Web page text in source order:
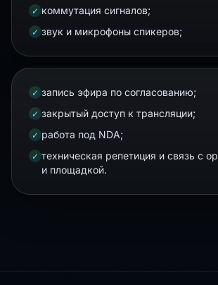
✓ коммутация сигналов;
✓ звук и микрофоны спикеров;
✓ запись эфира по согласованию;
✓ закрытый доступ к трансляции;
✓ работа под NDA;
✓ техническая репетиция и связь с
и площадкой.